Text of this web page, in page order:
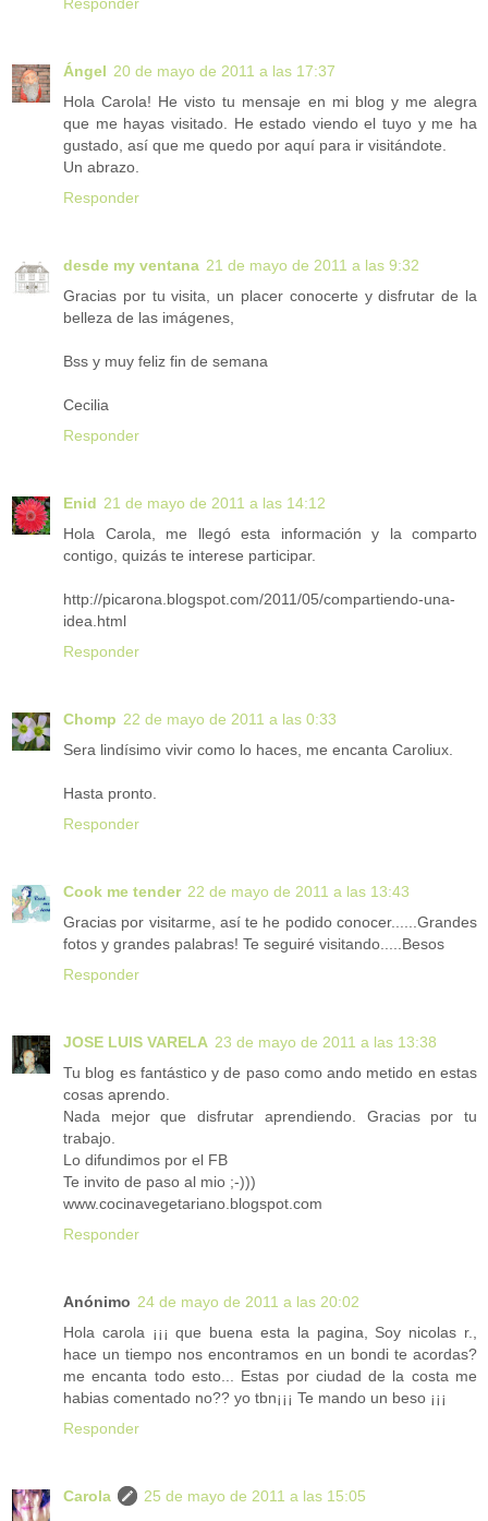
Responder
Ángel 20 de mayo de 2011 a las 17:37
Hola Carola! He visto tu mensaje en mi blog y me alegra
que me hayas visitado. He estado viendo el tuyo y me ha
gustado, así que me quedo por aquí para ir visitándote.
Un abrazo.
Responder
desde my ventana 21 de mayo de 2011 a las 9:32
Gracias por tu visita, un placer conocerte y disfrutar de la
belleza de las imágenes,
Bss y muy feliz fin de semana
Cecilia
Responder
Enid 21 de mayo de 2011 a las 14:12
Hola Carola, me llegó esta información y la comparto
contigo, quizás te interese participar.
http://picarona.blogspot.com/2011/05/compartiendo-una-
idea.html
Responder
Chomp 22 de mayo de 2011 a las 0:33
Sera lindísimo vivir como lo haces, me encanta Caroliux.
Hasta pronto.
Responder
Cook me tender 22 de mayo de 2011 a las 13:43
Gracias por visitarme, así te he podido conocer......Grandes
fotos y grandes palabras! Te seguiré visitando.....Besos
Responder
JOSE LUIS VARELA 23 de mayo de 2011 a las 13:38
Tu blog es fantástico y de paso como ando metido en estas
cosas aprendo.
Nada mejor que disfrutar aprendiendo. Gracias por tu
trabajo.
Lo difundimos por el FB
Te invito de paso al mio ;-)))
www.cocinavegetariano.blogspot.com
Responder
Anónimo 24 de mayo de 2011 a las 20:02
Hola carola ¡¡¡ que buena esta la pagina, Soy nicolas r.,
hace un tiempo nos encontramos en un bondi te acordas?
me encanta todo esto... Estas por ciudad de la costa me
habias comentado no?? yo tbn¡¡¡ Te mando un beso ¡¡¡
Responder
Carola
25 de mayo de 2011 a las 15:05